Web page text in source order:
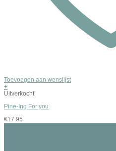
Toevoegen aan wenslijst
+
Uitverkocht
Pine-Ing For you
€17.95